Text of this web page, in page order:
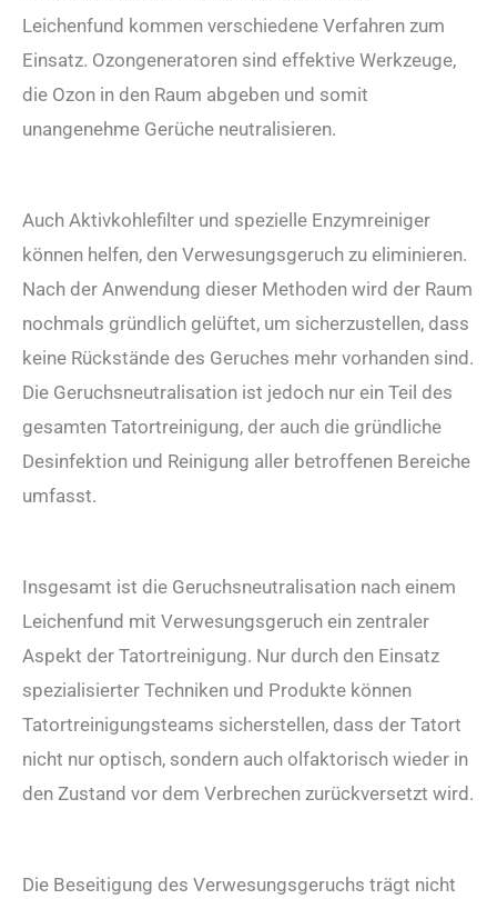
Leichenfund kommen verschiedene Verfahren zum
Einsatz. Ozongeneratoren sind effektive Werkzeuge,
die Ozon in den Raum abgeben und somit
unangenehme Gerüche neutralisieren.
Auch Aktivkohlefilter und spezielle Enzymreiniger
können helfen, den Verwesungsgeruch zu eliminieren.
Nach der Anwendung dieser Methoden wird der Raum
nochmals gründlich gelüftet, um sicherzustellen, dass
keine Rückstände des Geruches mehr vorhanden sind.
Die Geruchsneutralisation ist jedoch nur ein Teil des
gesamten Tatortreinigung, der auch die gründliche
Desinfektion und Reinigung aller betroffenen Bereiche
umfasst.
Insgesamt ist die Geruchsneutralisation nach einem
Leichenfund mit Verwesungsgeruch ein zentraler
Aspekt der Tatortreinigung. Nur durch den Einsatz
spezialisierter Techniken und Produkte können
Tatortreinigungsteams sicherstellen, dass der Tatort
nicht nur optisch, sondern auch olfaktorisch wieder in
den Zustand vor dem Verbrechen zurückversetzt wird.
Die Beseitigung des Verwesungsgeruchs trägt nicht